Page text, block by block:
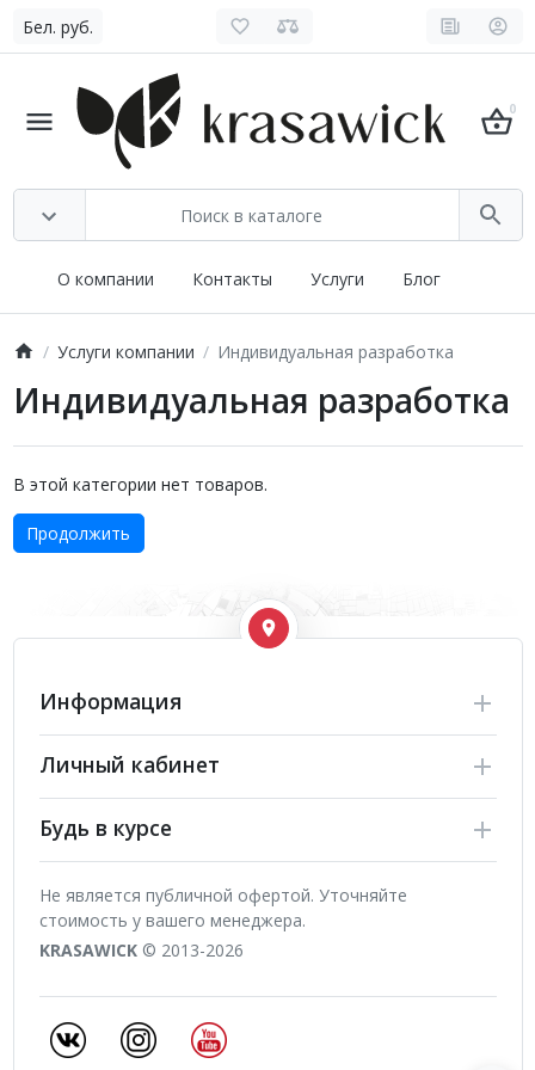
Бел. руб.
0
О компании Контакты Услуги Блог
Услуги компании Индивидуальная разработка
Индивидуальная разработка
В этой категории нет товаров.
Продолжить
Информация
Личный кабинет
Будь в курсе
Не является публичной офертой. Уточняйте
стоимость у вашего менеджера.
KRASAWICK © 2013-2026